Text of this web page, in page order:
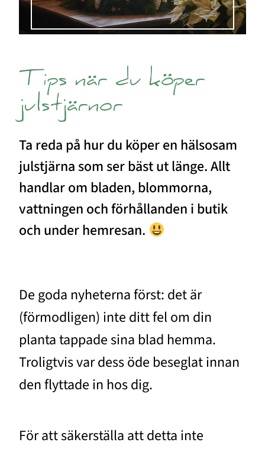
Tips när du köper
julstjärnor
Ta reda på hur du köper en hälsosam
julstjärna som ser bäst ut länge. Allt
handlar om bladen, blommorna,
vattningen och förhållanden i butik
och under hemresan.
De goda nyheterna först: det är
(förmodligen) inte ditt fel om din
planta tappade sina blad hemma.
Troligtvis var dess öde beseglat innan
den flyttade in hos dig.
För att säkerställa att detta inte